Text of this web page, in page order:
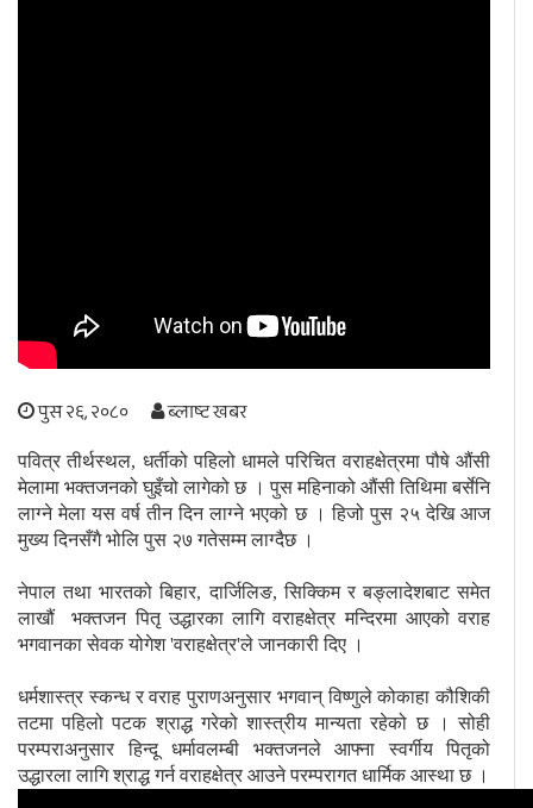
अन्तर्राष्ट्रिय / प्रवास
अन्तरवार्ता संस्कृति साहित्य
राशिफल
पुस २६, २०८० ब्लाष्ट खबर
पवित्र तीर्थस्थल, धर्तीको पहिलो धामले परिचित वराहक्षेत्रमा पौषे औंसी
मेलामा भक्तजनको घुइँचो लागेको छ । पुस महिनाको औंसी तिथिमा बर्सेनि
लाग्ने मेला यस वर्ष तीन दिन लाग्ने भएको छ । हिजो पुस २५ देखि आज
मुख्य दिनसँगै भोलि पुस २७ गतेसम्म लाग्दैछ ।
नेपाल तथा भारतको बिहार, दार्जिलिङ, सिक्किम र बङ्लादेशबाट समेत
लाखौं भक्तजन पितृ उद्धारका लागि वराहक्षेत्र मन्दिरमा आएको वराह
भगवानका सेवक योगेश 'वराहक्षेत्र'ले जानकारी दिए ।
धर्मशास्त्र स्कन्ध र वराह पुराणअनुसार भगवान् विष्णुले कोकाहा कौशिकी
तटमा पहिलो पटक श्राद्ध गरेको शास्त्रीय मान्यता रहेको छ । सोही
परम्पराअनुसार हिन्दू धर्मावलम्बी भक्तजनले आफ्ना स्वर्गीय पितृको
उद्धारला लागि श्राद्ध गर्न वराहक्षेत्र आउने परम्परागत धार्मिक आस्था छ ।